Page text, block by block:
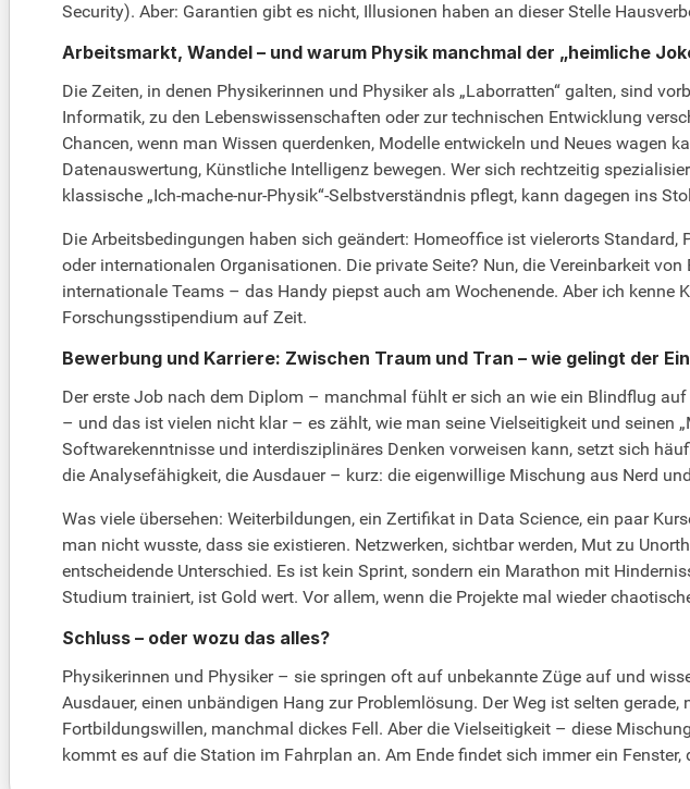
Security). Aber: Garantien gibt es nicht, Illusionen haben an dieser Stelle
Arbeitsmarkt, Wandel – und warum Physik manchmal der „heimliche
Die Zeiten, in denen Physikerinnen und Physiker als „Laborratten“ galten, sind
Informatik, zu den Lebenswissenschaften oder zur technischen Entwicklung
Chancen, wenn man Wissen querdenken, Modelle entwickeln und Neues
Datenauswertung, Künstliche Intelligenz bewegen. Wer sich rechtzeitig
klassische „Ich-mache-nur-Physik“-Selbstverständnis pflegt, kann dagegen ins
Die Arbeitsbedingungen haben sich geändert: Homeoffice ist vielerorts
oder internationalen Organisationen. Die private Seite? Nun, die Vereinbarkeit
internationale Teams – das Handy piepst auch am Wochenende. Aber ich
Forschungsstipendium auf Zeit.
Bewerbung und Karriere: Zwischen Traum und Tran – wie gelingt der
Der erste Job nach dem Diplom – manchmal fühlt er sich an wie ein Blindflug
– und das ist vielen nicht klar – es zählt, wie man seine Vielseitigkeit und seinen
Softwarekenntnisse und interdisziplinäres Denken vorweisen kann, setzt sich
die Analysefähigkeit, die Ausdauer – kurz: die eigenwillige Mischung aus Nerd
Was viele übersehen: Weiterbildungen, ein Zertifikat in Data Science, ein paar
man nicht wusste, dass sie existieren. Netzwerken, sichtbar werden, Mut zu
entscheidende Unterschied. Es ist kein Sprint, sondern ein Marathon mit
Studium trainiert, ist Gold wert. Vor allem, wenn die Projekte mal wieder
Schluss – oder wozu das alles?
Physikerinnen und Physiker – sie springen oft auf unbekannte Züge auf und
Ausdauer, einen unbändigen Hang zur Problemlösung. Der Weg ist selten
Fortbildungswillen, manchmal dickes Fell. Aber die Vielseitigkeit – diese
kommt es auf die Station im Fahrplan an. Am Ende findet sich immer ein